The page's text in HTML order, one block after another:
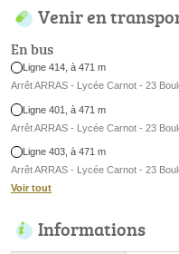
Venir en
En bus
Ligne 414, à 471 m
Arrêt ARRAS - Lycée Carnot - 23
Ligne 401, à 471 m
Arrêt ARRAS - Lycée Carnot - 23
Ligne 403, à 471 m
Arrêt ARRAS - Lycée Carnot - 23
Voir tout
Informations